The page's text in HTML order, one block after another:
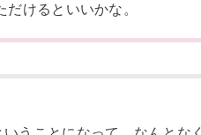
けるといいかな。